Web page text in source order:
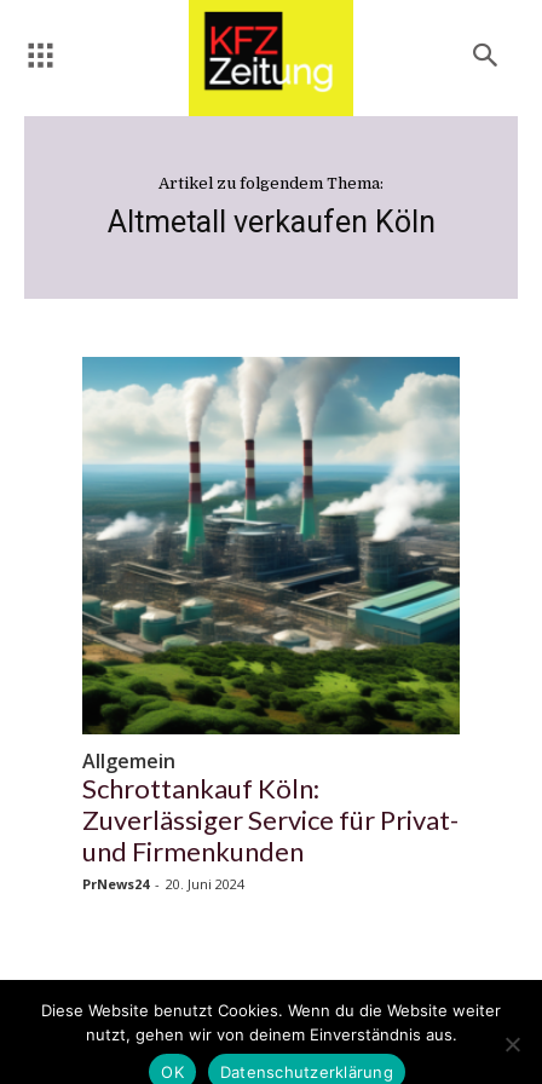
Artikel zu folgendem Thema:
Altmetall verkaufen Köln
Allgemein
Schrottankauf Köln:
Zuverlässiger Service für Privat-
und Firmenkunden
PrNews24 - 20. Juni 2024
© 2020 - 2025 Copyright - KFZzeitung.com
Datenschutzerklärung FAQ Kontakt Impressum
Diese Website benutzt Cookies. Wenn du die Website weiter
nutzt, gehen wir von deinem Einverständnis aus.
OK
Datenschutzerklärung